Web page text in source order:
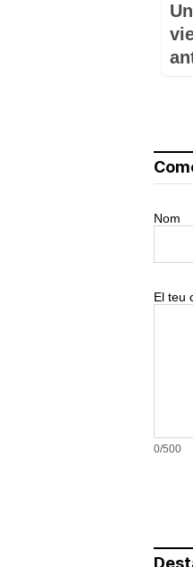
Nom
El teu
0/500